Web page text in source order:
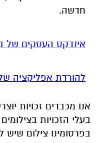
בפרסומינו צילום
כתובת המייל: